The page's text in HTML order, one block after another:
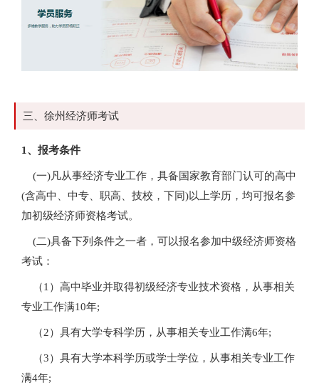
三、徐州经济师考试
1、报考条件
(一)凡从事经济专业工作，具备国家教育部门认可的高中
(含高中、中专、职高、技校，下同)以上学历，均可报名参
加初级经济师资格考试。
(二)具备下列条件之一者，可以报名参加中级经济师资格
考试：
（1）高中毕业并取得初级经济专业技术资格，从事相关
专业工作满10年;
（2）具有大学专科学历，从事相关专业工作满6年;
（3）具有大学本科学历或学士学位，从事相关专业工作
满4年;